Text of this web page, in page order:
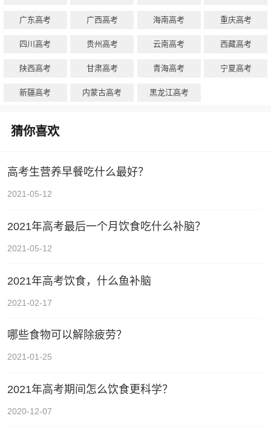
广东高考 广西高考 海南高考 重庆高考
四川高考 贵州高考 云南高考 西藏高考
陕西高考 甘肃高考 青海高考 宁夏高考
新疆高考 内蒙古高考 黑龙江高考
猜你喜欢
高考生营养早餐吃什么最好？
2021-05-12
2021年高考最后一个月饮食吃什么补脑？
2021-05-12
2021年高考饮食，什么鱼补脑
2021-02-17
哪些食物可以解除疲劳？
2021-01-25
2021年高考期间怎么饮食更科学？
2020-12-07